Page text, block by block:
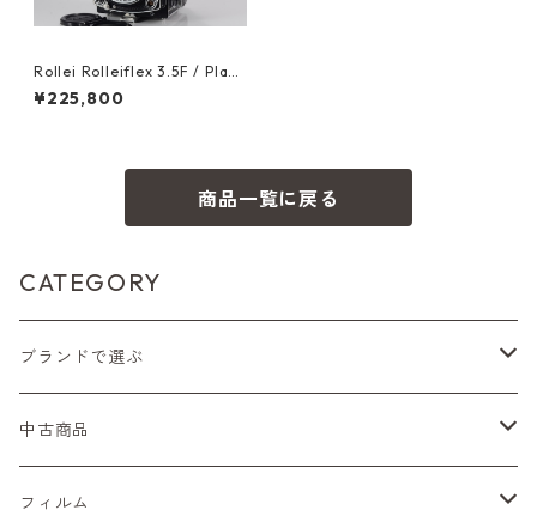
Rollei Rolleiflex 3.5F / Plana
r 75mm F3.5 ローライ（6101
6）
¥225,800
商品一覧に戻る
CATEGORY
ブランドで選ぶ
Nikon（ニコン）
Sシリーズ
Canon（キヤノン）
中古商品
フィルムカメラ
フィルム